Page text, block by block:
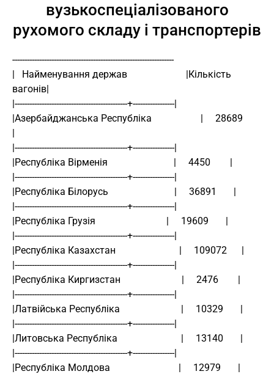
вузькоспеціалізованого
рухомого складу і транспортерів
------------------------------------------------------------------
|   Найменування держав                        |Кількість
вагонів|
|----------------------------------------------+-----------------|
|Азербайджанська Республіка                    |     28689
|
|----------------------------------------------+-----------------|
|Республіка Вірменія                           |     4450        |
|----------------------------------------------+-----------------|
|Республіка Білорусь                           |     36891       |
|----------------------------------------------+-----------------|
|Республіка Грузія                             |     19609       |
|----------------------------------------------+-----------------|
|Республіка Казахстан                          |     109072      |
|----------------------------------------------+-----------------|
|Республіка Киргизстан                         |     2476        |
|----------------------------------------------+-----------------|
|Латвійська Республіка                         |     10329       |
|----------------------------------------------+-----------------|
|Литовська Республіка                          |     13140       |
|----------------------------------------------+-----------------|
|Республіка Молдова                            |     12979       |